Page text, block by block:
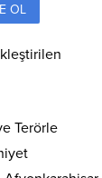
OL
Terörle